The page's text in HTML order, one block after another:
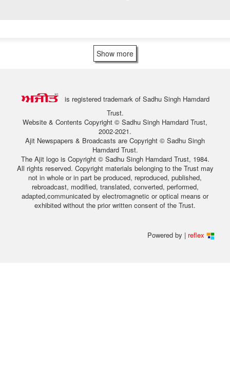
Show more
is registered trademark of Sadhu Singh Hamdard
Trust.
Website & Contents Copyright © Sadhu Singh Hamdard Trust,
2002-2021.
Ajit Newspapers & Broadcasts are Copyright © Sadhu Singh
Hamdard Trust.
The Ajit logo is Copyright © Sadhu Singh Hamdard Trust, 1984.
All rights reserved. Copyright materials belonging to the Trust may
not in whole or in part be produced, reproduced, published,
rebroadcast, modified, translated, converted, performed,
adapted,communicated by electromagnetic or optical means or
exhibited without the prior written consent of the Trust.
Powered by | reflex